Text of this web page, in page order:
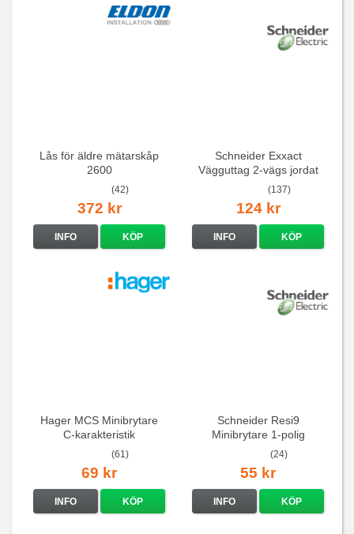
Lås för äldre mätarskåp
2600
(42)
372 kr
INFO KÖP
Schneider Exxact
Vägguttag 2-vägs jordat
Vit standarduttag
(137)
124 kr
INFO KÖP
Hager MCS Minibrytare
C-karakteristik
QuickConnect
(61)
69 kr
INFO KÖP
Schneider Resi9
Minibrytare 1-polig
(24)
55 kr
INFO KÖP